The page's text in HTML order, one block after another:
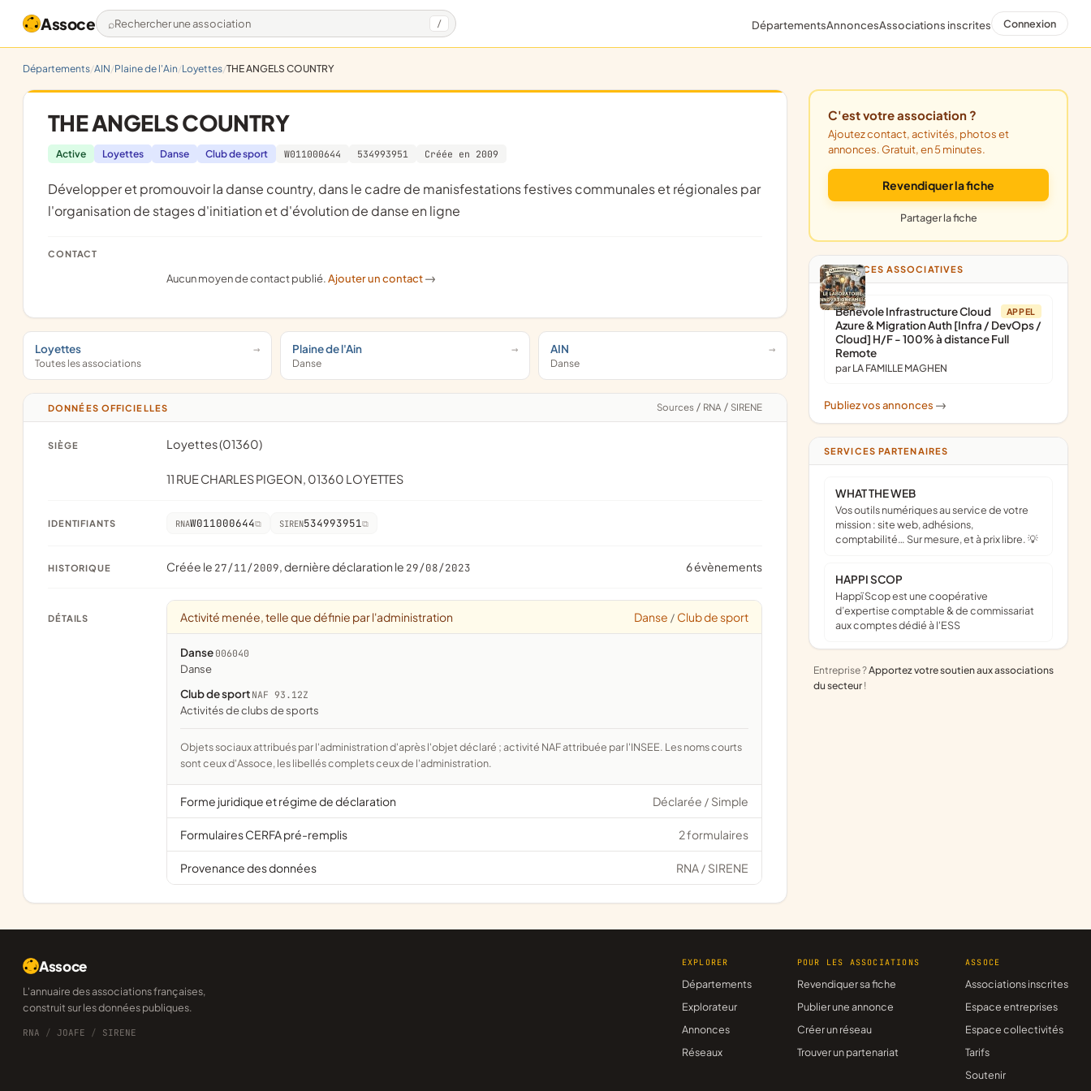
Assoce Rechercher une association / DépartementsAnnoncesAssociations inscrites Connexion
Départements AIN Plaine de l'Ain Loyettes THE ANGELS COUNTRY
THE ANGELS COUNTRY
Active Loyettes Danse Club de sport W011000644 534993951 Créée en 2009
développer et promouvoir la danse country, dans le cadre de manisfestations festives communales et régionales par
l'organisation de stages d'initiation et d'évolution de danse en ligne
CONTACT
Aucun moyen de contact publié.Ajouter un contact ->
Loyettes
Toutes les associations
Plaine de l'Ain
Danse
AIN
Danse
DONNÉES OFFICIELLES Sources / RNA / SIRENE
SIÈGE Loyettes (01360)
11 RUE CHARLES PIGEON, 01360 LOYETTES
IDENTIFIANTS RNAW011000644 SIREN534993951
HISTORIQUE Créée le 27/11/2009, dernière déclaration le 29/08/2023 6 évènements
DÉTAILS Activité menée, telle que définie par l'administration Danse / Club de sport
Danse 006040
danse
Club de sport NAF 93.12Z
Activités de clubs de sports
Objets sociaux attribués par l'administration d'après l'objet déclaré ; activité NAF attribuée par l'INSEE. Les noms courts
sont ceux d'Assoce, les libellés complets ceux de l'administration.
Forme juridique et régime de déclaration Déclarée / Simple
Formulaires CERFA pré-remplis 2 formulaires
Provenance des données RNA / SIRENE
C'est votre association ?
Ajoutez contact, activités, photos et
annonces. Gratuit, en 5 minutes.
Revendiquer la fiche
Partager la fiche
ANNONCES ASSOCIATIVES
APPEL
Bénévole Infrastructure Cloud
Azure & Migration Auth [Infra / DevOps /
Cloud] H/F - 100% à distance Full
Remote
par LA FAMILLE MAGHEN
Publiez vos annonces ->
SERVICES PARTENAIRES
WHAT THE WEB
Vos outils numériques au service de votre
mission : site web, adhésions,
comptabilité… Sur mesure, et à prix libre. 💡
HAPPI SCOP
Happï Scop est une coopérative
d’expertise comptable & de commissariat
aux comptes dédié à l'ESS
Entreprise ?Apportez votre soutien aux associations
du secteur !
Assoce
L'annuaire des associations françaises,
construit sur les données publiques.
RNA / JOAFE / SIRENE
EXPLORER
Départements
Explorateur
Annonces
Réseaux
POUR LES ASSOCIATIONS
Revendiquer sa fiche
Publier une annonce
Créer un réseau
Trouver un partenariat
ASSOCE
Associations inscrites
Espace entreprises
Espace collectivités
Tarifs
Soutenir